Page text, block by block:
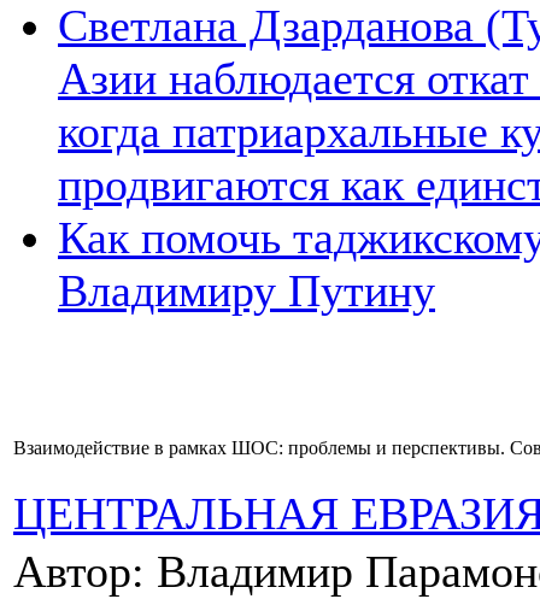
Светлана Дзарданова
Азии наблюдается
когда патриархальные
продвигаются как
Как помочь
Владимиру Путину
Взаимодействие в рамках ШОС: проблемы и перспективы.
ЦЕНТРАЛЬНАЯ
Автор: Владимир